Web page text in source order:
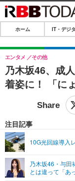
ホーム
IT・デジタル
IT・デジタル
ショッピング
SPEED TEST
エンタメTOP
グラビア
ライフTOP
その他
リリース一覧
プッシュ通知の停止
ホーム IT・デジ
乃木坂46、成
着姿に！ 「に
エンタメ その他
注目記事
10G光回線導入
乃木坂46・与田
とは違って「あ